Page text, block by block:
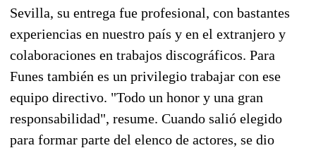
Sevilla, su entrega fue profesional, con bastantes
experiencias en nuestro país y en el extranjero y
colaboraciones en trabajos discográficos. Para
Funes también es un privilegio trabajar con ese
equipo directivo. "Todo un honor y una gran
responsabilidad", resume. Cuando salió elegido
para formar parte del elenco de actores, se dio